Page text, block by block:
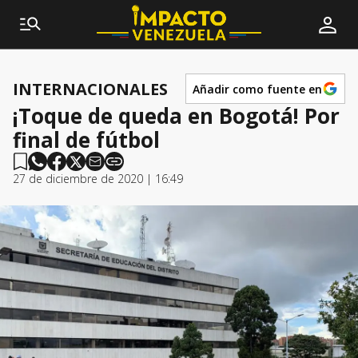
INTERNACIONALES Añadir como fuente en
¡Toque de queda en Bogotá! Por
final de fútbol
27 de diciembre de 2020 | 16:49